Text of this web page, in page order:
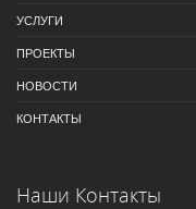
УСЛУГИ
ПРОЕКТЫ
НОВОСТИ
КОНТАКТЫ
Наши Контакты